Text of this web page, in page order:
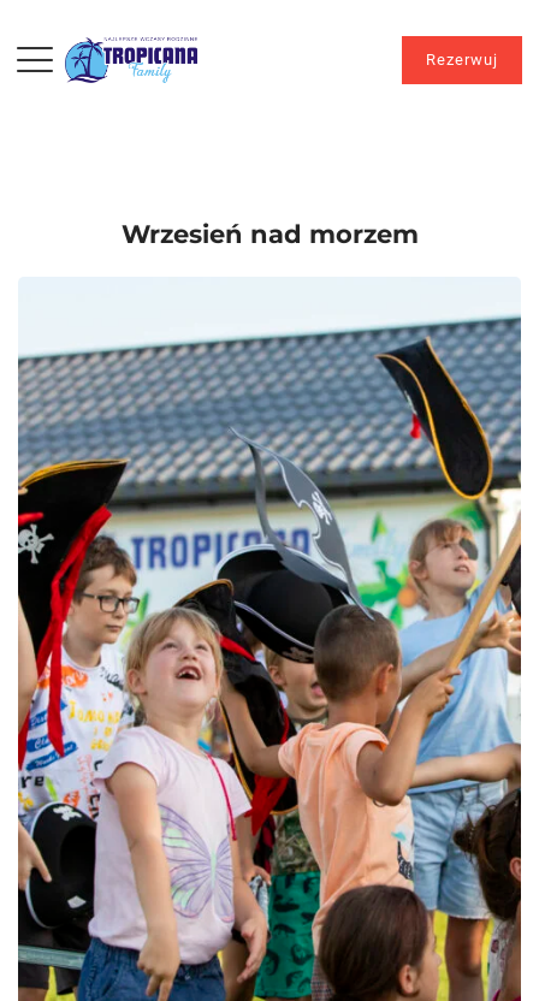
Rezerwuj
Wrzesień nad morzem